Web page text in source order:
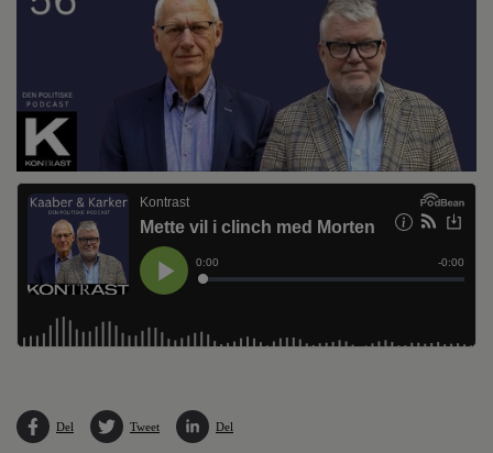
Del Tweet Del